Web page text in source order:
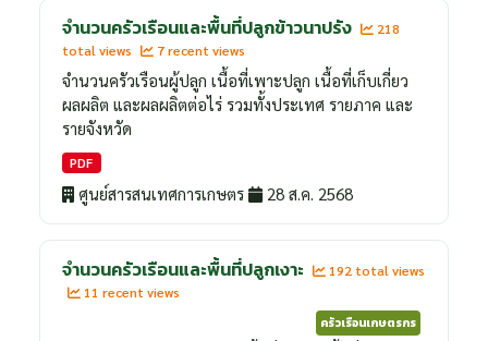
จำนวนครัวเรือนและพื้นที่ปลูกข้าวนาปรัง
218
total views
7 recent views
จำนวนครัวเรือนผู้ปลูก เนื้อที่เพาะปลูก เนื้อที่เก็บเกี่ยว
ผลผลิต และผลผลิตต่อไร่ รวมทั้งประเทศ รายภาค และ
รายจังหวัด
PDF
ศูนย์สารสนเทศการเกษตร 28 ส.ค. 2568
จำนวนครัวเรือนและพื้นที่ปลูกเงาะ
192 total views
11 recent views
ครัวเรือนเกษตรกร